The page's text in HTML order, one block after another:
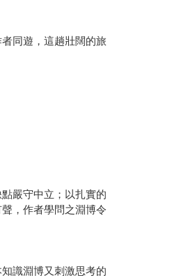
同遊，這趟壯闊的旅
嚴守中立；以扎實的
，作者學問之淵博令
識淵博又刺激思考的